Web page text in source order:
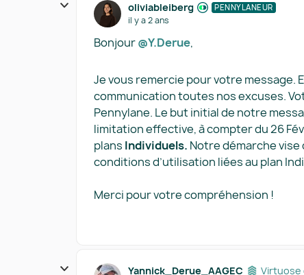
oliviableiberg PENNYLANEUR
il y a 2 ans
Bonjour@Y.Derue,
Je vous remercie pour votre
communication toutes nos excuses.
Pennylane. Le but initial de notre
limitation effective, à compter du 26
plans Individuels. Notre démarche
conditions d’utilisation liées au plan
Merci pour votre compréhension !
Yannick_Derue_AAGEC Virtuose